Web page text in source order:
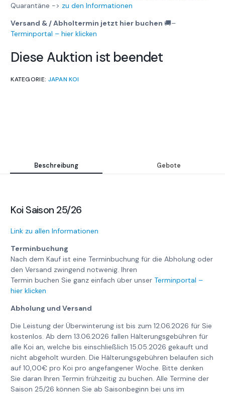
Quarantäne -> zu den Informationen
Versand & / Abholtermin jetzt hier buchen 🚚–
Terminportal – hier klicken
Diese Auktion ist beendet
KATEGORIE: JAPAN KOI
Beschreibung Gebote
Koi Saison 25/26
Link zu allen Informationen
Terminbuchung
Nach dem Kauf ist eine Terminbuchung für die Abholung oder
den Versand zwingend notwenig. Ihren
Termin buchen Sie ganz einfach über unserTerminportal –
hier klicken
Abholung und Versand
Die Leistung der Überwinterung ist bis zum 12.06.2026 für Sie
kostenlos. Ab dem 13.06.2026 fallen Hälterungsgebühren für
alle Koi an, welche bis einschließlich 15.05.2026 gekauft und
nicht abgeholt wurden. Die Hälterungsgebühren belaufen sich
auf 10,00€ pro Koi pro angefangener Woche. Bitte denken
Sie daran Ihren Termin frühzeitig zu buchen. Alle Termine der
Saison 25/26 können Sie ab Saisonbeginn bei uns im